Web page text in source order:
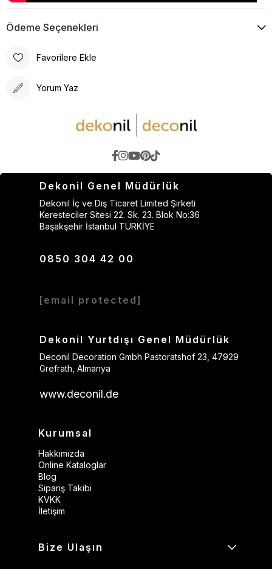
Ödeme Seçenekleri
Favorilere Ekle
Yorum Yaz
Dekonil Genel Müdürlük
Dekonil İç ve Dış Ticaret Limited Şirketi
Keresteciler Sitesi 22. Sk. 23. Blok No:36
Başakşehir İstanbul TÜRKİYE
0850 304 42 00
[email protected]
Dekonil Yurtdışı Genel Müdürlük
Deconil Decoration Gmbh Pastoratshof 23, 47929
Grefrath, Almanya
www.deconil.de
Kurumsal
Hakkımızda
Online Kataloglar
Blog
Sipariş Takibi
KVKK
İletişim
Bize Ulaşın